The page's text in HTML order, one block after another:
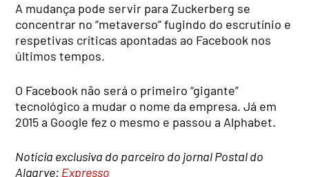
A mudança pode servir para Zuckerberg se
concentrar no “metaverso” fugindo do escrutínio e
respetivas críticas apontadas ao Facebook nos
últimos tempos.
O Facebook não será o primeiro “gigante”
tecnológico a mudar o nome da empresa. Já em
2015 a Google fez o mesmo e passou a Alphabet.
Notícia exclusiva do parceiro do jornal Postal do
Algarve: Expresso